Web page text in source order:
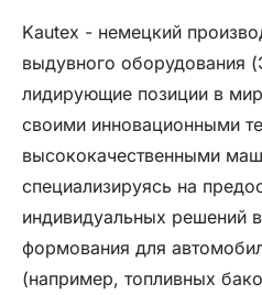
Kautex - немецкий
выдувного
лидирующие позиции в
своими инновационными
высококачественными
специализируясь на
индивидуальных решений
формования для
(например, топливных